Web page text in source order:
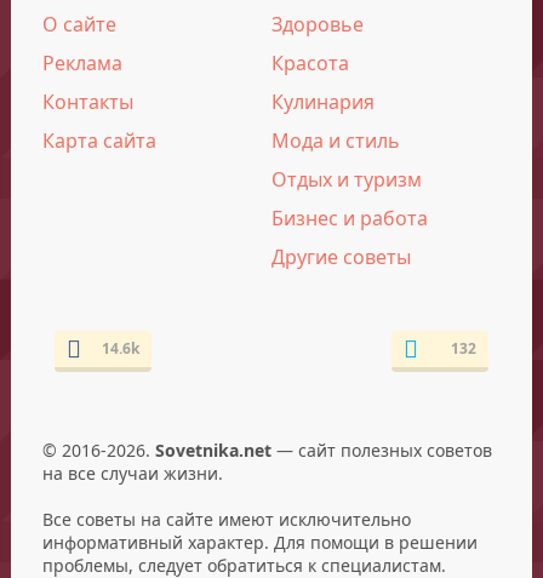
О сайте
Реклама
Контакты
Карта сайта
Здоровье
Красота
Кулинария
Мода и стиль
Отдых и туризм
Бизнес и работа
Другие советы
14.6k 132
© 2016-2026. Sovetnika.net— сайт полезных советов
на все случаи жизни.
Все советы на сайте имеют исключительно
информативный характер. Для помощи в решении
проблемы, следует обратиться к специалистам.